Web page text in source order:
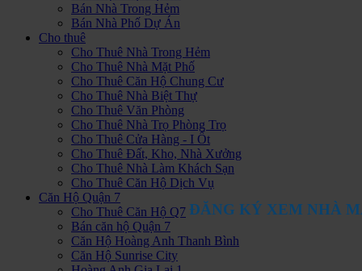
Bán Nhà Trong Hẻm
Bán Nhà Phố Dự Án
Cho thuê
Cho Thuê Nhà Trong Hẻm
Cho Thuê Nhà Mặt Phố
Cho Thuê Căn Hộ Chung Cư
Cho Thuê Nhà Biệt Thự
Cho Thuê Văn Phòng
Cho Thuê Nhà Trọ Phòng Trọ
Cho Thuê Cửa Hàng - I Ốt
Cho Thuê Đất, Kho, Nhà Xưởng
Cho Thuê Nhà Làm Khách Sạn
Cho Thuê Căn Hộ Dịch Vụ
Căn Hộ Quận 7
Cho Thuê Căn Hộ Q7
Bán căn hộ Quận 7
Căn Hộ Hoàng Anh Thanh Bình
Căn Hộ Sunrise City
ĐĂNG KÝ XEM NHÀ